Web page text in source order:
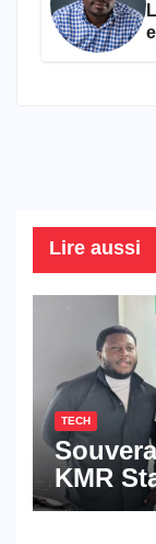
Lire aussi
TECH
KMR